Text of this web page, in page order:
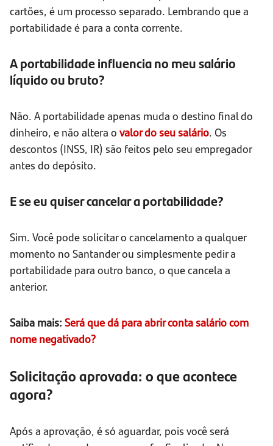
cartões, é um processo separado. Lembrando que a
portabilidade é para a conta corrente.
A portabilidade influencia no meu salário
líquido ou bruto?
Não. A portabilidade apenas muda o destino final do
dinheiro, e não altera o valor do seu salário. Os
descontos (INSS, IR) são feitos pelo seu empregador
antes do depósito.
E se eu quiser cancelar a portabilidade?
Sim. Você pode solicitar o cancelamento a qualquer
momento no Santander ou simplesmente pedir a
portabilidade para outro banco, o que cancela a
anterior.
Saiba mais: Será que dá para abrir conta salário com
nome negativado?
Solicitação aprovada: o que acontece
agora?
Após a aprovação, é só aguardar, pois você será